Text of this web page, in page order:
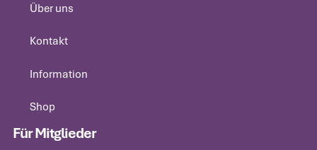
Über uns
Kontakt
Information
Shop
Für Mitglieder